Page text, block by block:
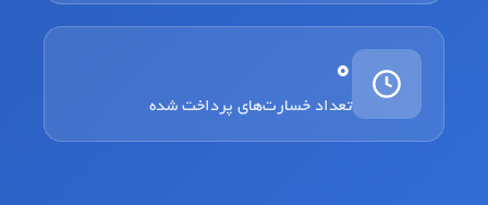
0
تعداد خسارت‌های پرداخت شده